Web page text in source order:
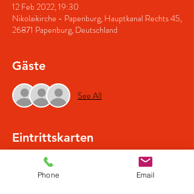
12 Feb 2022, 19:30
Nikolaikirche - Papenburg, Hauptkanal Rechts 45,
26871 Papenburg, Deutschland
Gäste
See All
Eintrittskarten
Sale ended
Phone Email